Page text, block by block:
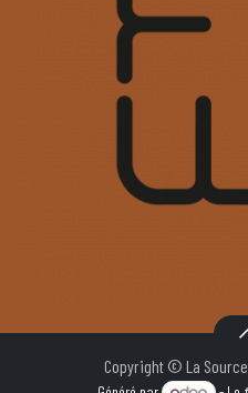
Copyright © La